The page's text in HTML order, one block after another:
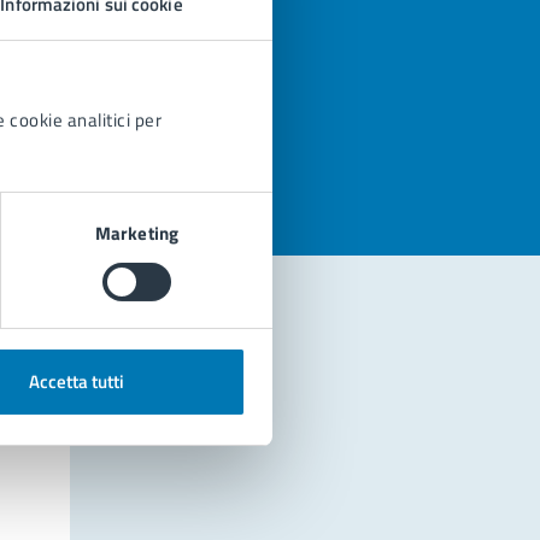
cookie analitici per
Marketing
Accetta tutti